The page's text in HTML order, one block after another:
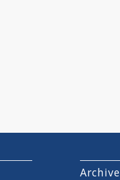
Archive